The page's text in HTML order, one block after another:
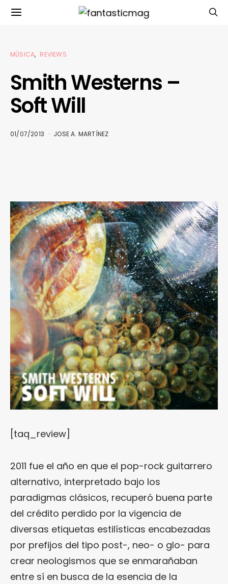
MÚSICA REVIEWS
Smith Westerns –
Soft Will
01/07/2013 JOSE A. MARTÍNEZ
[taq_review]
2011 fue el año en que el pop-rock guitarrero
alternativo, interpretado bajo los
paradigmas clásicos, recuperó buena parte
del crédito perdido por la vigencia de
diversas etiquetas estilísticas encabezadas
por prefijos del tipo post-, neo- o glo- para
crear neologismos que se enmarañaban
entre sí en busca de la esencia de la